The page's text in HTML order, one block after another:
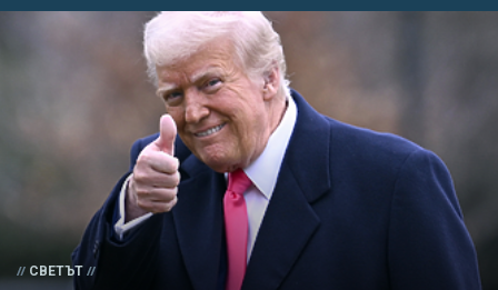
СВЕТЪТ